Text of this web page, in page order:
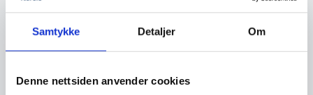
Samtykke Detaljer Om
Denne nettsiden anvender cookies
Hva bør man tenke over?